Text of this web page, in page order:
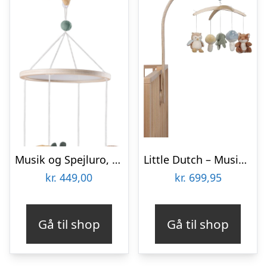
Musik og Spejluro, Woodland
kr. 449,00
Gå til shop
Little Dutch – Musik Uro Træ – Forest Friends
kr. 699,95
Gå til shop